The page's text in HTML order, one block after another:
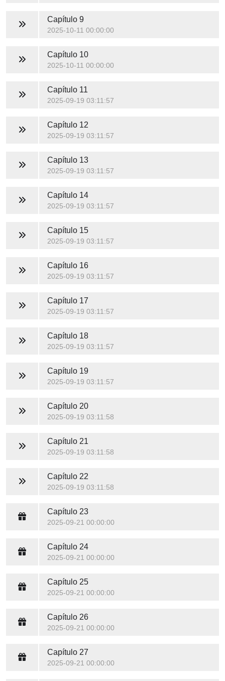
Capítulo 9
2025-10-11 00:00:00
Capítulo 10
2025-10-11 00:00:00
Capítulo 11
2025-09-19 03:11:57
Capítulo 12
2025-09-19 03:11:57
Capítulo 13
2025-09-19 03:11:57
Capítulo 14
2025-09-19 03:11:57
Capítulo 15
2025-09-19 03:11:57
Capítulo 16
2025-09-19 03:11:57
Capítulo 17
2025-09-19 03:11:57
Capítulo 18
2025-09-19 03:11:57
Capítulo 19
2025-09-19 03:11:57
Capítulo 20
2025-09-19 03:11:58
Capítulo 21
2025-09-19 03:11:58
Capítulo 22
2025-09-19 03:11:58
Capítulo 23
2025-09-21 00:00:00
Capítulo 24
2025-09-21 00:00:00
Capítulo 25
2025-09-21 00:00:00
Capítulo 26
2025-09-21 00:00:00
Capítulo 27
2025-09-21 00:00:00